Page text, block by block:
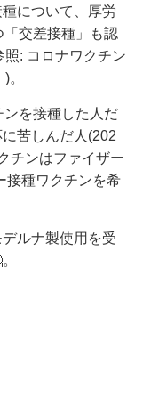
について、厚労
交差接種」も認
: コロナワクチン
。
ンを接種した人だ
苦しんだ人(202
チンはファイザー
接種ワクチンを希
ルナ製使用を受